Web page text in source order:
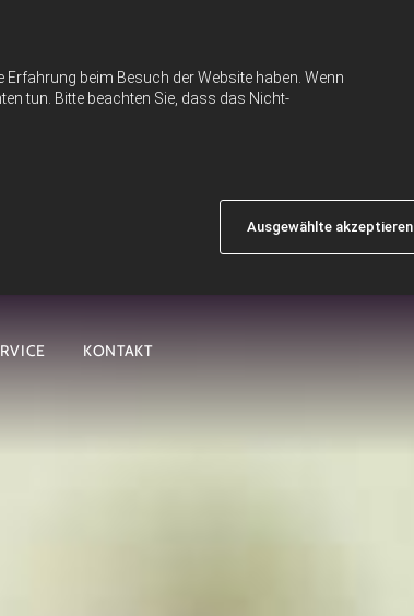
beim Besuch der Website haben. Wenn
tun. Bitte beachten Sie, dass das Nicht-
Ausgewählte akzeptieren
KONTAKT